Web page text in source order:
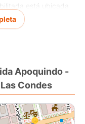
está ubicada
es ideal para
y bien ubicado.
Además, ofrece
todo el año.
tu empresa en
Apoquindo -
Condes